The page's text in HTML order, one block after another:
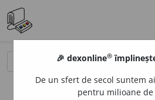
🎉 dexonline®
De un sfert de secol suntem
pentru milioane